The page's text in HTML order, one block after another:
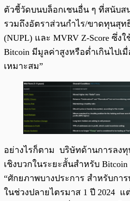
ตัวชี้วัดบนบล็อกเชนอื่น ๆ ที่สนับส
รวมถึงอัตราส่วนกำไร/ขาดทุนสุท
(NUPL) และ MVRV Z-Score ซึ่ง
Bitcoin มีมูลค่าสูงหรือต่ำเกินไปเ
เหมาะสม”
อย่างไรก็ตาม บริษัทด้านการลง
เชิงบวกในระยะสั้นสำหรับ
“ศักยภาพบางประการ สำหรับกา
ในช่วงปลายไตรมาส 1 ปี 2024 แ